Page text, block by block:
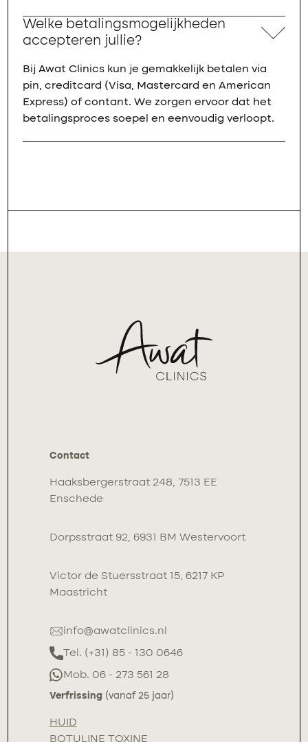
Welke betalingsmogelijkheden
accepteren jullie?
Bij Awat Clinics kun je gemakkelijk betalen via
pin, creditcard (Visa, Mastercard en American
Express) of contant. We zorgen ervoor dat het
betalingsproces soepel en eenvoudig verloopt.
Contact
Haaksbergerstraat 248, 7513 EE
Enschede
Dorpsstraat 92, 6931 BM Westervoort
Victor de Stuersstraat 15, 6217 KP
Maastricht
info@awatclinics.nl
Tel. (+31) 85 - 130 0646
Mob. 06 - 273 561 28
Verfrissing (vanaf 25 jaar)
HUID
BOTULINE TOXINE